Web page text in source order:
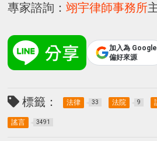
專家諮詢：翊宇律師事務所
加入為 Google
偏好來源
標籤： 法律 33 法院 9
謠言 3491